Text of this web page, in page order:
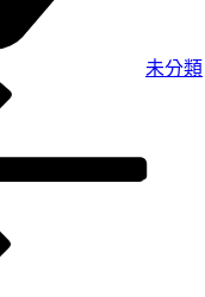
未分類